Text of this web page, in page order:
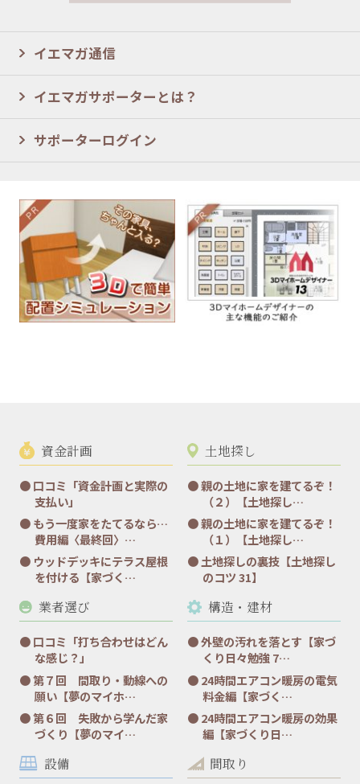
イエマガ通信
イエマガサポーターとは？
サポーターログイン
資金計画
口コミ「資金計画と実際の
支払い」
もう一度家をたてるなら…
費用編〈最終回〉…
ウッドデッキにテラス屋根
を付ける【家づく…
土地探し
親の土地に家を建てるぞ！
（２）【土地探し…
親の土地に家を建てるぞ！
（１）【土地探し…
土地探しの裏技【土地探し
のコツ 31】
業者選び
口コミ「打ち合わせはどん
な感じ？」
第７回 間取り・動線への
願い【夢のマイホ…
第６回 失敗から学んだ家
づくり【夢のマイ…
構造・建材
外壁の汚れを落とす【家づ
くり日々勉強 7…
24時間エアコン暖房の電気
料金編【家づく…
24時間エアコン暖房の効果
編【家づくり日…
設備 間取り